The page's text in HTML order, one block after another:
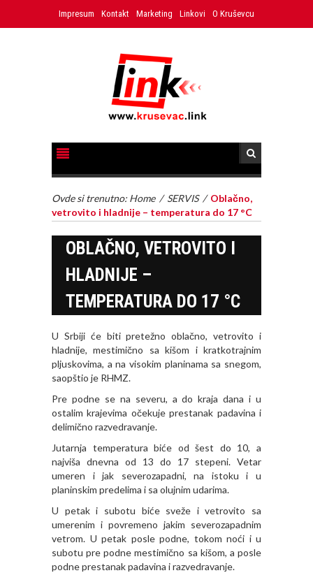
Impresum Kontakt Marketing Linkovi O Kruševcu
Ovde si trenutno: Home / SERVIS / Oblačno,
vetrovito i hladnije – temperatura do 17 °C
OBLAČNO, VETROVITO I
HLADNIJE –
TEMPERATURA DO 17 °C
U Srbiji će biti pretežno oblačno, vetrovito i
hladnije, mestimično sa kišom i kratkotrajnim
pljuskovima, a na visokim planinama sa snegom,
saopštio je RHMZ.
Pre podne se na severu, a do kraja dana i u
ostalim krajevima očekuje prestanak padavina i
delimično razvedravanje.
Jutarnja temperatura biće od šest do 10, a
najviša dnevna od 13 do 17 stepeni. Vetar
umeren i jak severozapadni, na istoku i u
planinskim predelima i sa olujnim udarima.
U petak i subotu biće sveže i vetrovito sa
umerenim i povremeno jakim severozapadnim
vetrom. U petak posle podne, tokom noći i u
subotu pre podne mestimično sa kišom, a posle
podne prestanak padavina i razvedravanje.